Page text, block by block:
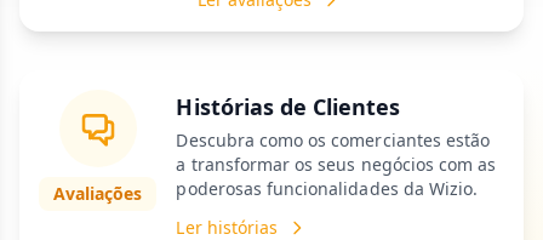
Avaliações
Histórias de Clientes
Descubra como os comerciantes estão
a transformar os seus negócios com as
poderosas funcionalidades da Wizio.
Ler histórias